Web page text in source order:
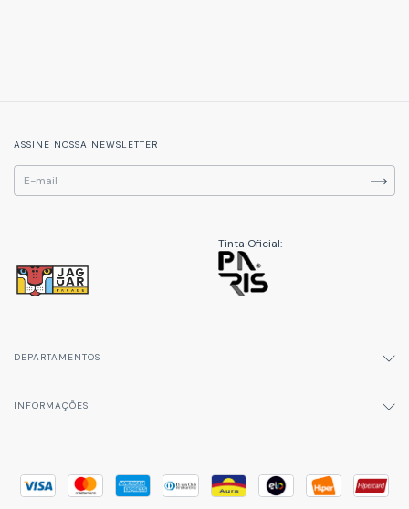
ASSINE NOSSA NEWSLETTER
Tinta Oficial:
DEPARTAMENTOS
INFORMAÇÕES